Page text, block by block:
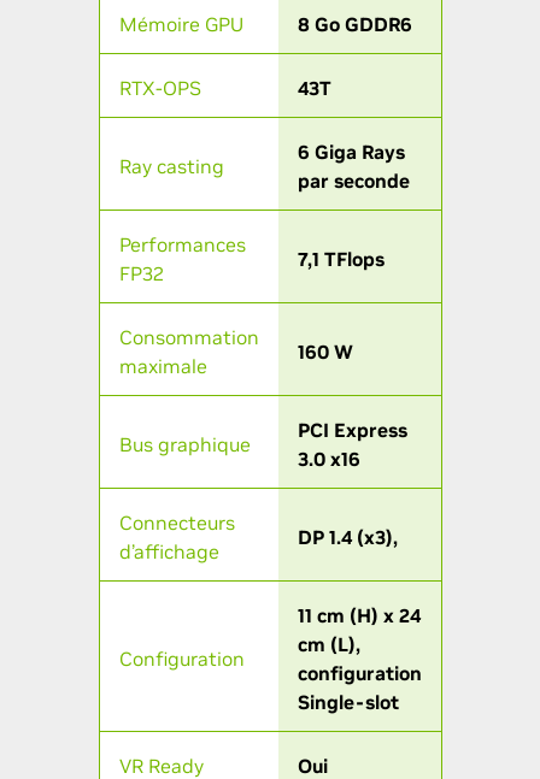
Mémoire GPU 8 Go GDDR6
RTX-OPS 43T
Ray casting
6 Giga Rays
par seconde
Performances
FP32
7,1 TFlops
Consommation
maximale
160 W
Bus graphique
PCI Express
3.0 x16
Connecteurs
d’affichage
DP 1.4 (x3),
Configuration
11 cm (H) x 24
cm (L),
configuration
Single-slot
VR Ready Oui